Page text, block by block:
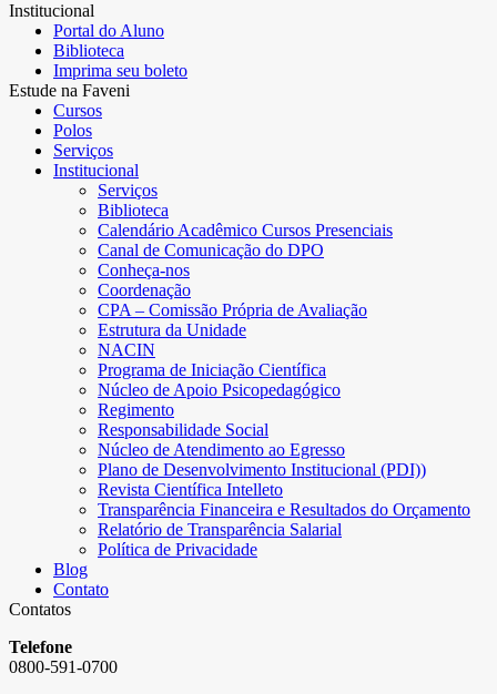
Institucional
Portal do Aluno
Biblioteca
Imprima seu boleto
Estude na Faveni
Cursos
Polos
Serviços
Institucional
Serviços
Biblioteca
Calendário Acadêmico Cursos Presenciais
Canal de Comunicação do DPO
Conheça-nos
Coordenação
CPA – Comissão Própria de Avaliação
Estrutura da Unidade
NACIN
Programa de Iniciação Científica
Núcleo de Apoio Psicopedagógico
Regimento
Responsabilidade Social
Núcleo de Atendimento ao Egresso
Plano de Desenvolvimento Institucional (PDI))
Revista Científica Intelleto
Transparência Financeira e Resultados do Orçamento
Relatório de Transparência Salarial
Política de Privacidade
Blog
Contato
Contatos
Telefone
0800-591-0700